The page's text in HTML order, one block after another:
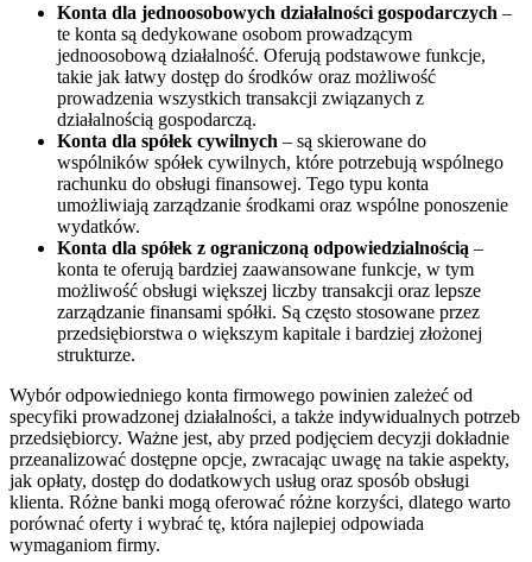
Konta dla jednoosobowych działalności gospodarczych –
te konta są dedykowane osobom prowadzącym
jednoosobową działalność. Oferują podstawowe funkcje,
takie jak łatwy dostęp do środków oraz możliwość
prowadzenia wszystkich transakcji związanych z
działalnością gospodarczą.
Konta dla spółek cywilnych – są skierowane do
wspólników spółek cywilnych, które potrzebują wspólnego
rachunku do obsługi finansowej. Tego typu konta
umożliwiają zarządzanie środkami oraz wspólne ponoszenie
wydatków.
Konta dla spółek z ograniczoną odpowiedzialnością –
konta te oferują bardziej zaawansowane funkcje, w tym
możliwość obsługi większej liczby transakcji oraz lepsze
zarządzanie finansami spółki. Są często stosowane przez
przedsiębiorstwa o większym kapitale i bardziej złożonej
strukturze.
Wybór odpowiedniego konta firmowego powinien zależeć od
specyfiki prowadzonej działalności, a także indywidualnych potrzeb
przedsiębiorcy. Ważne jest, aby przed podjęciem decyzji dokładnie
przeanalizować dostępne opcje, zwracając uwagę na takie aspekty,
jak opłaty, dostęp do dodatkowych usług oraz sposób obsługi
klienta. Różne banki mogą oferować różne korzyści, dlatego warto
porównać oferty i wybrać tę, która najlepiej odpowiada
wymaganiom firmy.